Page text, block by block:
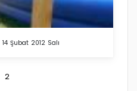
14 Şubat 2012 Salı
2